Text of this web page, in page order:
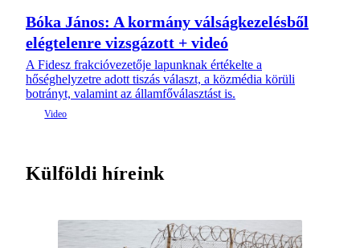
Bóka János: A kormány válságkezelésből
elégtelenre vizsgázott + videó
A Fidesz frakcióvezetője lapunknak értékelte a
hőséghelyzetre adott tiszás választ, a közmédia körüli
botrányt, valamint az államfőválasztást is.
Külföldi híreink